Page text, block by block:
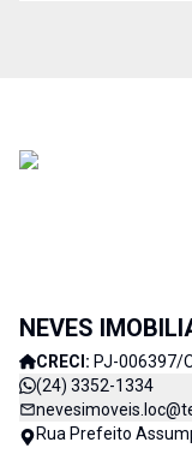
NEVES
CRECI: PJ-006397/
(24) 3352-1334
Rua Prefeito